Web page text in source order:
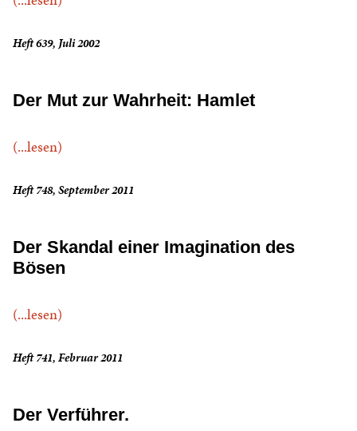
Heft 639, Juli 2002
Der Mut zur Wahrheit: Hamlet
(...lesen)
Heft 748, September 2011
Der Skandal einer Imagination des
Bösen
(...lesen)
Heft 741, Februar 2011
Der Verführer.